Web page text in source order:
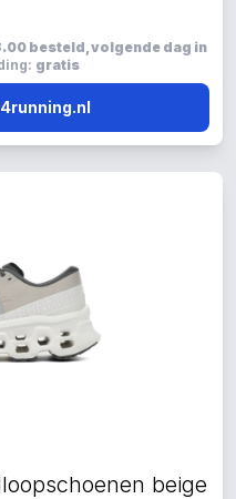
besteld, volgende dag in
gratis
beige